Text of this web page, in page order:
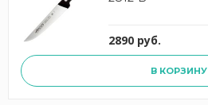
2890 руб.
В КОРЗИНУ